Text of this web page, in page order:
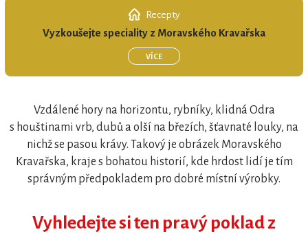
MORAVSKÉ KRAVAŘSKO regionální
produkt®
Recepty
Vyzkoušejte speciality z Moravského Kravařska
VÍCE
Vzdálené hory na horizontu, rybníky, klidná Odra
s houštinami vrb, dubů a olší na březích, šťavnaté louky, na
nichž se pasou krávy. Takový je obrázek Moravského
Kravařska, kraje s bohatou historií, kde hrdost lidí je tím
správným předpokladem pro dobré místní výrobky.
Vyhledejte si ten pravý poklad z